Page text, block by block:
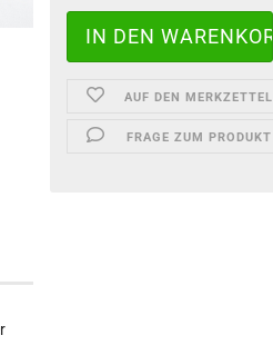
AUF DEN MERKZETTEL
FRAGE ZUM PRODUKT